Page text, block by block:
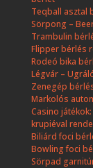
Teqball asztal
Sörpong –
Trambulin
Flipper bérlés
Rodeó bika
Légvár –
Zenegép
Markolós
Casino játékok:
krupiéval
Biliárd foci
Bowling foci
Sörpad